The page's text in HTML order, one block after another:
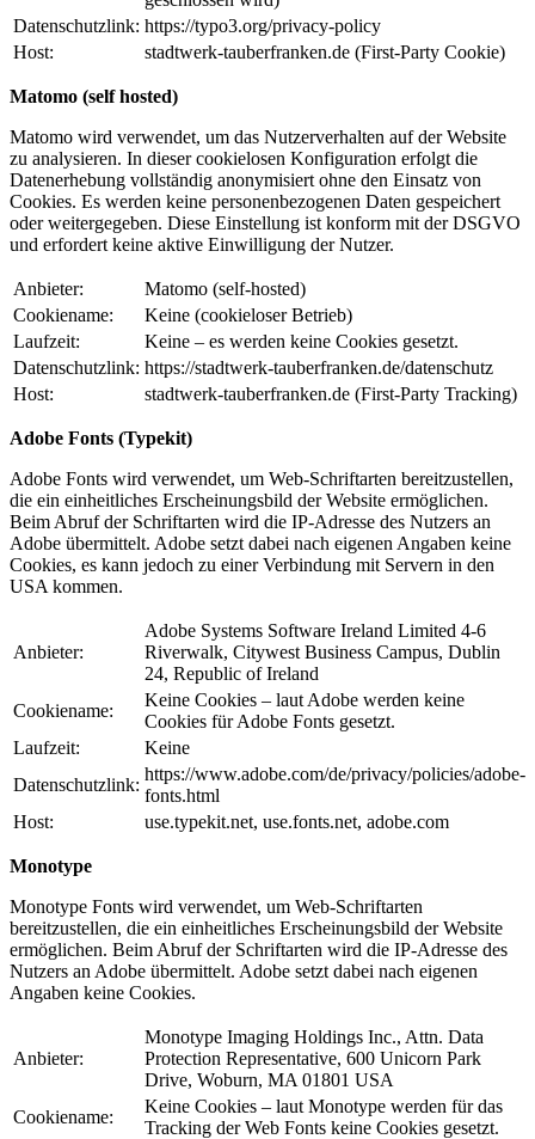
Datenschutzlink: https://typo3.org/privacy-policy
Host:
stadtwerk-tauberfranken.de (First-Party Cookie)
Matomo (self hosted)
Matomo wird verwendet, um das Nutzerverhalten auf der Website
zu analysieren. In dieser cookielosen Konfiguration erfolgt die
Datenerhebung vollständig anonymisiert ohne den Einsatz von
Cookies. Es werden keine personenbezogenen Daten gespeichert
oder weitergegeben. Diese Einstellung ist konform mit der DSGVO
und erfordert keine aktive Einwilligung der Nutzer.
Anbieter:
Matomo (self-hosted)
Cookiename:
Keine (cookieloser Betrieb)
Laufzeit:
Keine – es werden keine Cookies gesetzt.
Datenschutzlink: https://stadtwerk-tauberfranken.de/datenschutz
Host:
stadtwerk-tauberfranken.de (First-Party Tracking)
Adobe Fonts (Typekit)
Adobe Fonts wird verwendet, um Web-Schriftarten bereitzustellen,
die ein einheitliches Erscheinungsbild der Website ermöglichen.
Beim Abruf der Schriftarten wird die IP-Adresse des Nutzers an
Adobe übermittelt. Adobe setzt dabei nach eigenen Angaben keine
Cookies, es kann jedoch zu einer Verbindung mit Servern in den
USA kommen.
Anbieter:
Adobe Systems Software Ireland Limited 4-6
Riverwalk, Citywest Business Campus, Dublin
24, Republic of Ireland
Cookiename:
Keine Cookies – laut Adobe werden keine
Cookies für Adobe Fonts gesetzt.
Laufzeit:
Keine
Datenschutzlink:
https://www.adobe.com/de/privacy/policies/adobe-
fonts.html
Host:
use.typekit.net, use.fonts.net, adobe.com
Monotype
Monotype Fonts wird verwendet, um Web-Schriftarten
bereitzustellen, die ein einheitliches Erscheinungsbild der Website
ermöglichen. Beim Abruf der Schriftarten wird die IP-Adresse des
Nutzers an Adobe übermittelt. Adobe setzt dabei nach eigenen
Angaben keine Cookies.
Anbieter:
Monotype Imaging Holdings Inc., Attn. Data
Protection Representative, 600 Unicorn Park
Drive, Woburn, MA 01801 USA
Cookiename:
Keine Cookies – laut Monotype werden für das
Tracking der Web Fonts keine Cookies gesetzt.